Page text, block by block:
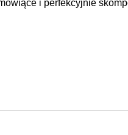
i perfekcyjnie